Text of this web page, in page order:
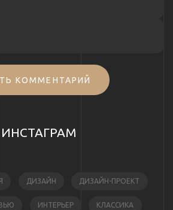
КОММЕНТАРИЙ
ИНСТАГРАМ
ДИЗАЙН ДИЗАЙН-ПРОЕКТ
ИНТЕРЬЕР КЛАССИКА